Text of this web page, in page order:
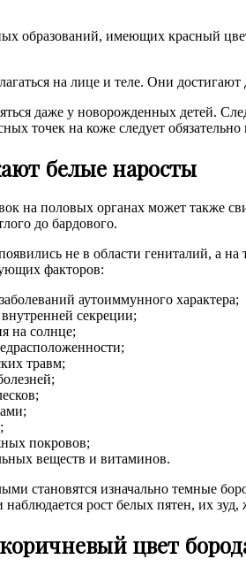
образований, имеющих красный
на лице и теле. Они
даже у новорожденных детей.
точек на коже следует обязательно
белые наросты
на половых органах может также
до бардового.
не в области гениталий, а
факторов:
аутоиммунного характера;
секреции;
на солнце;
травм;
покровов;
веществ и витаминов.
становятся изначально темные
рост белых пятен, их
цвет